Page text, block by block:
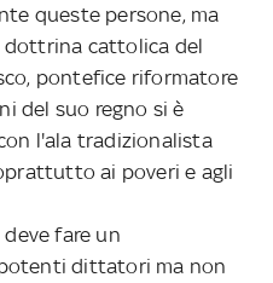
queste persone, ma
dottrina cattolica del
pontefice riformatore
del suo regno si è
l'ala tradizionalista
ai poveri e agli
deve fare un
dittatori ma non